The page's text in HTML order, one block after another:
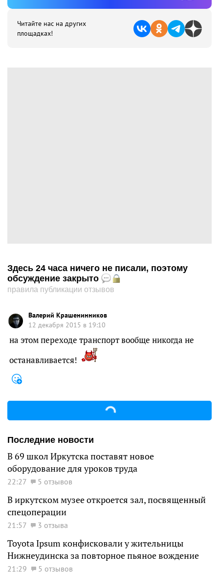
Читайте нас на других
площадках!
Здесь 24 часа ничего не писали, поэтому
обсуждение закрыто
правила публикации отзывов
Валерий Крашенинников
12 декабря 2015 в 19:10
на этом переходе транспорт вообще никогда не
останавливается!
Последние новости
В 69 школ Иркутска поставят новое
оборудование для уроков труда
22:27 5 отзывов
В иркутском музее откроется зал, посвященный
спецоперации
21:57 3 отзыва
Toyota Ipsum конфисковали у жительницы
Нижнеудинска за повторное пьяное вождение
21:29 5 отзывов